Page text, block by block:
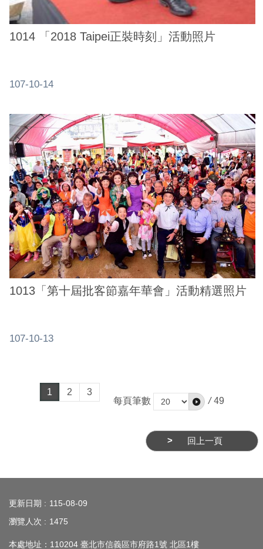
1014 「2018 Taipei正裝時刻」活動照片
107-10-14
1013「第十屆批客節嘉年華會」活動精選照片
107-10-13
1 2
3
每頁筆數
/ 49
回上一頁
更新日期
115-08-09
瀏覽人次
1475
本處地址：110204 臺北市信義區市府路1號 北區1樓